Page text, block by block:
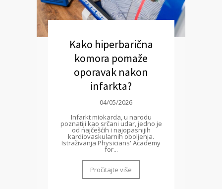
Kako hiperbarična
komora pomaže
oporavak nakon
infarkta?
04/05/2026
Infarkt miokarda, u narodu
poznatiji kao srčani udar, jedno je
od najčešćih i najopasnijih
kardiovaskularnih oboljenja.
Istraživanja Physicians' Academy
for...
Pročitajte više